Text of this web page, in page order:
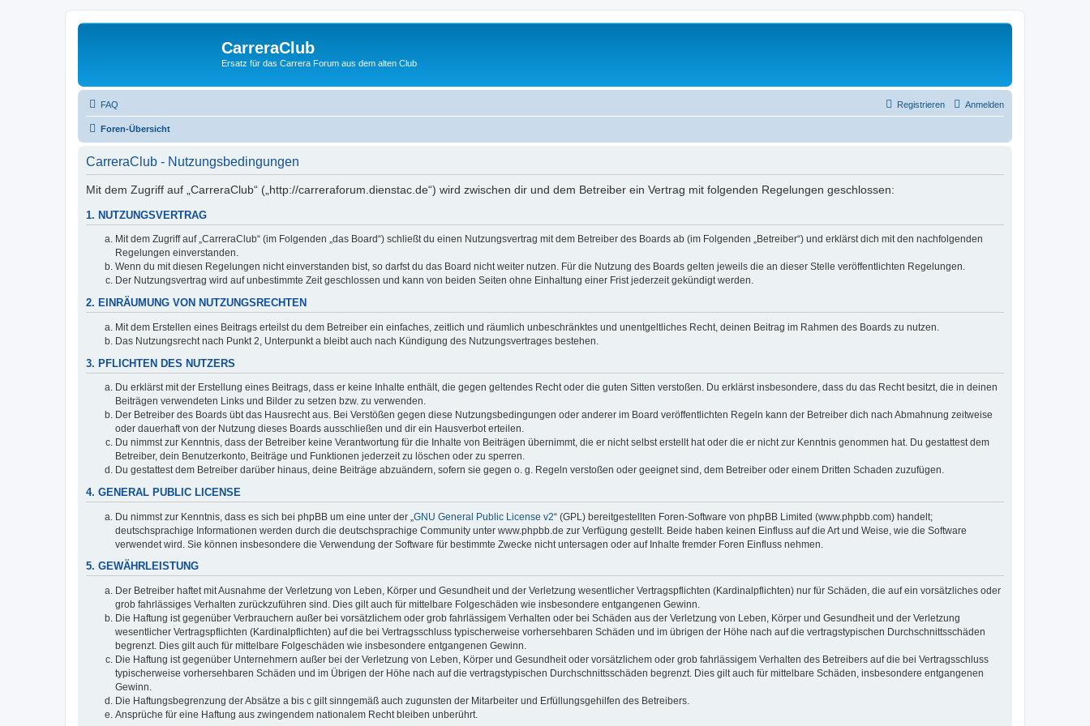
CarreraClub
Ersatz für das Carrera Forum aus dem alten Club
FAQ Anmelden
Registrieren
Foren-Übersicht
CarreraClub - Nutzungsbedingungen
Mit dem Zugriff auf „CarreraClub“ („http://carreraforum.dienstac.de“) wird zwischen dir und dem Betreiber ein Vertrag mit folgenden Regelungen geschlossen:
1. NUTZUNGSVERTRAG
Mit dem Zugriff auf „CarreraClub“ (im Folgenden „das Board“) schließt du einen Nutzungsvertrag mit dem Betreiber des Boards ab (im Folgenden „Betreiber“) und erklärst dich mit den nachfolgenden
Regelungen einverstanden.
Wenn du mit diesen Regelungen nicht einverstanden bist, so darfst du das Board nicht weiter nutzen. Für die Nutzung des Boards gelten jeweils die an dieser Stelle veröffentlichten Regelungen.
Der Nutzungsvertrag wird auf unbestimmte Zeit geschlossen und kann von beiden Seiten ohne Einhaltung einer Frist jederzeit gekündigt werden.
2. EINRÄUMUNG VON NUTZUNGSRECHTEN
Mit dem Erstellen eines Beitrags erteilst du dem Betreiber ein einfaches, zeitlich und räumlich unbeschränktes und unentgeltliches Recht, deinen Beitrag im Rahmen des Boards zu nutzen.
Das Nutzungsrecht nach Punkt 2, Unterpunkt a bleibt auch nach Kündigung des Nutzungsvertrages bestehen.
3. PFLICHTEN DES NUTZERS
Du erklärst mit der Erstellung eines Beitrags, dass er keine Inhalte enthält, die gegen geltendes Recht oder die guten Sitten verstoßen. Du erklärst insbesondere, dass du das Recht besitzt, die in deinen
Beiträgen verwendeten Links und Bilder zu setzen bzw. zu verwenden.
Der Betreiber des Boards übt das Hausrecht aus. Bei Verstößen gegen diese Nutzungsbedingungen oder anderer im Board veröffentlichten Regeln kann der Betreiber dich nach Abmahnung zeitweise
oder dauerhaft von der Nutzung dieses Boards ausschließen und dir ein Hausverbot erteilen.
Du nimmst zur Kenntnis, dass der Betreiber keine Verantwortung für die Inhalte von Beiträgen übernimmt, die er nicht selbst erstellt hat oder die er nicht zur Kenntnis genommen hat. Du gestattest dem
Betreiber, dein Benutzerkonto, Beiträge und Funktionen jederzeit zu löschen oder zu sperren.
Du gestattest dem Betreiber darüber hinaus, deine Beiträge abzuändern, sofern sie gegen o. g. Regeln verstoßen oder geeignet sind, dem Betreiber oder einem Dritten Schaden zuzufügen.
4. GENERAL PUBLIC LICENSE
Du nimmst zur Kenntnis, dass es sich bei phpBB um eine unter der „ GNU General Public License v2“ (GPL) bereitgestellten Foren-Software von phpBB Limited (www.phpbb.com) handelt;
deutschsprachige Informationen werden durch die deutschsprachige Community unter www.phpbb.de zur Verfügung gestellt. Beide haben keinen Einfluss auf die Art und Weise, wie die Software
verwendet wird. Sie können insbesondere die Verwendung der Software für bestimmte Zwecke nicht untersagen oder auf Inhalte fremder Foren Einfluss nehmen.
5. GEWÄHRLEISTUNG
Der Betreiber haftet mit Ausnahme der Verletzung von Leben, Körper und Gesundheit und der Verletzung wesentlicher Vertragspflichten (Kardinalpflichten) nur für Schäden, die auf ein vorsätzliches oder
grob fahrlässiges Verhalten zurückzuführen sind. Dies gilt auch für mittelbare Folgeschäden wie insbesondere entgangenen Gewinn.
Die Haftung ist gegenüber Verbrauchern außer bei vorsätzlichem oder grob fahrlässigem Verhalten oder bei Schäden aus der Verletzung von Leben, Körper und Gesundheit und der Verletzung
wesentlicher Vertragspflichten (Kardinalpflichten) auf die bei Vertragsschluss typischerweise vorhersehbaren Schäden und im übrigen der Höhe nach auf die vertragstypischen Durchschnittsschäden
begrenzt. Dies gilt auch für mittelbare Folgeschäden wie insbesondere entgangenen Gewinn.
Die Haftung ist gegenüber Unternehmern außer bei der Verletzung von Leben, Körper und Gesundheit oder vorsätzlichem oder grob fahrlässigem Verhalten des Betreibers auf die bei Vertragsschluss
typischerweise vorhersehbaren Schäden und im Übrigen der Höhe nach auf die vertragstypischen Durchschnittsschäden begrenzt. Dies gilt auch für mittelbare Schäden, insbesondere entgangenen
Gewinn.
Die Haftungsbegrenzung der Absätze a bis c gilt sinngemäß auch zugunsten der Mitarbeiter und Erfüllungsgehilfen des Betreibers.
Ansprüche für eine Haftung aus zwingendem nationalem Recht bleiben unberührt.